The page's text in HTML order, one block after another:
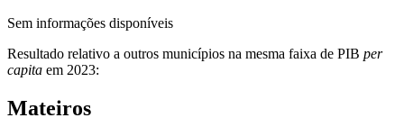
Sem informações disponíveis
Resultado relativo a outros municípios na mesma faixa de PIB per
capita em 2023:
Mateiros